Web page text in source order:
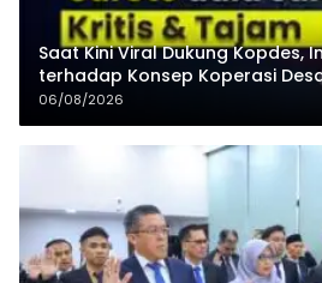
Saat Kini Viral Dukung Kopdes,
terhadap Konsep Koperasi
06/08/2026